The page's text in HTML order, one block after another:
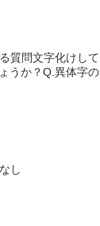
質問文字化けして
うか？Q.異体字の
し